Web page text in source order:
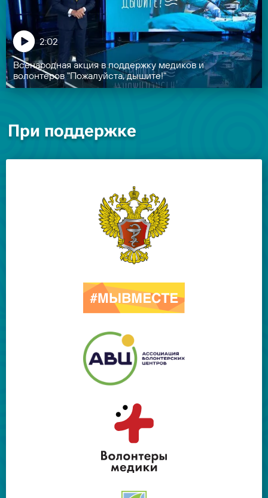
Всенародная акция в поддержку медиков и
волонтёров "Пожалуйста, дышите!"
2:02
При поддержке